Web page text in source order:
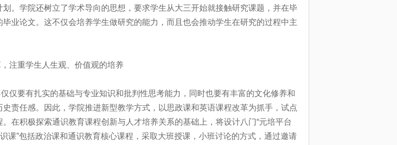
。学院还树立了学术导向的思想，要求学生从大三开始就接触研究课题，并在毕
毕业论文。这不仅会培养学生做研究的能力，而且也会推动学生在研究的过程中主
注重学生人生观、价值观的培养
仅要有扎实的基础与专业知识和批判性思考能力，同时也要有丰富的文化修养和
责任感。因此，学院推进新型教学方式，以思政课和英语课程改革为抓手，试点
在积极探索通识教育课程创新与人才培养关系的基础上，将设计八门“元培平台
课”包括政治课和通识教育核心课程，采取大班授课，小班讨论的方式，通过邀请